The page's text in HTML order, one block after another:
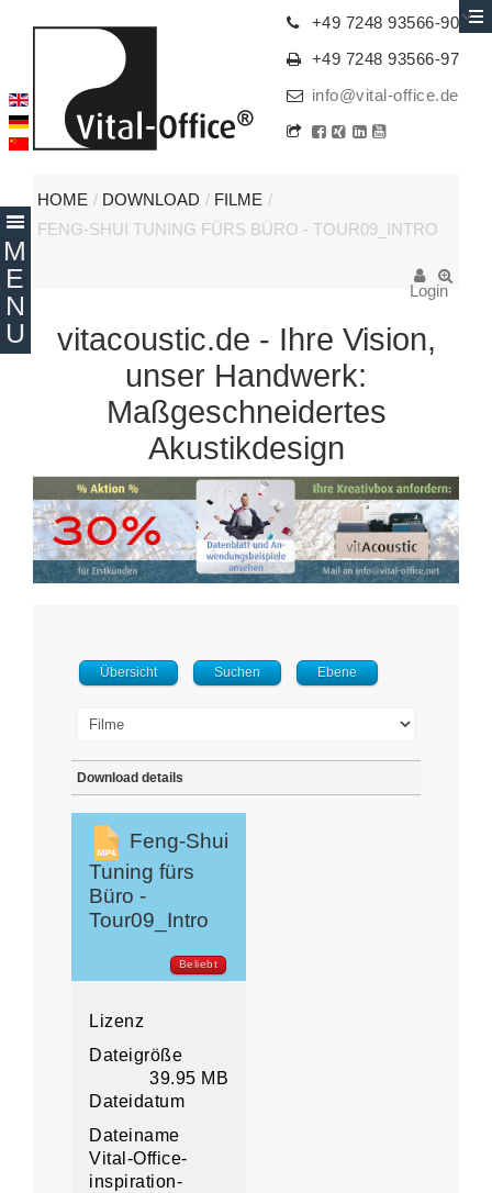
+49 7248 93566-90
+49 7248 93566-97
info@vital-office.de
HOME / DOWNLOAD / FILME /
FENG-SHUI TUNING FÜRS BÜRO - TOUR09_INTRO
Login
vitacoustic.de - Ihre Vision,
unser Handwerk:
Maßgeschneidertes
Akustikdesign
Übersicht Suchen Ebene
Download details
Feng-Shui
Tuning fürs
Büro -
Tour09_Intro
Beliebt
Lizenz
Dateigröße
39.95 MB
Dateidatum
Dateiname
Vital-Office-
inspiration-